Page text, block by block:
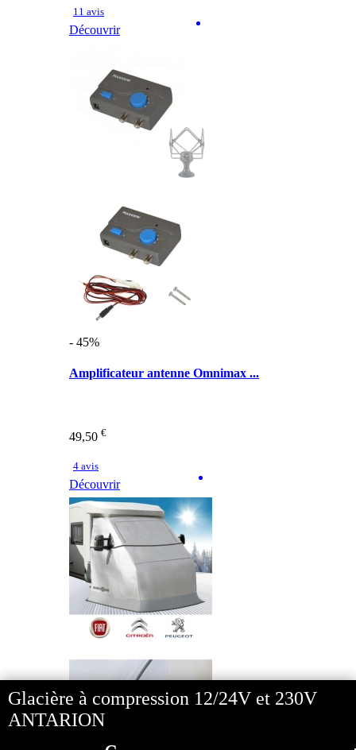
11 avis
Découvrir
- 45%
Amplificateur antenne Omnimax ...
49,50 €
4 avis
Découvrir
Glacière à compression 12/24V et 230V
ANTARION